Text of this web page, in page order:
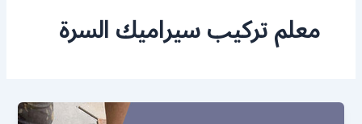
معلم تركيب سيراميك السرة